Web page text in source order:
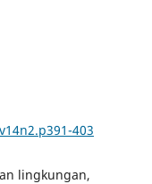
403
lingkungan,